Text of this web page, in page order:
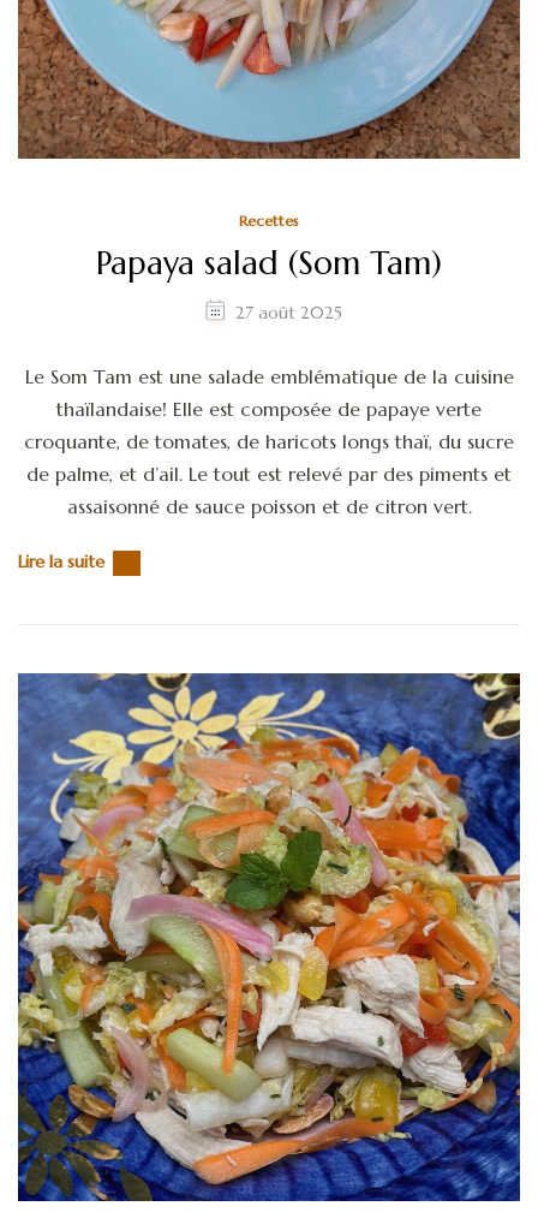
Recettes
Papaya salad (Som Tam)
27 août 2025
Le Som Tam est une salade emblématique de la cuisine
thaïlandaise! Elle est composée de papaye verte
croquante, de tomates, de haricots longs thaï, du sucre
de palme, et d’ail. Le tout est relevé par des piments et
assaisonné de sauce poisson et de citron vert.
Lire la suite